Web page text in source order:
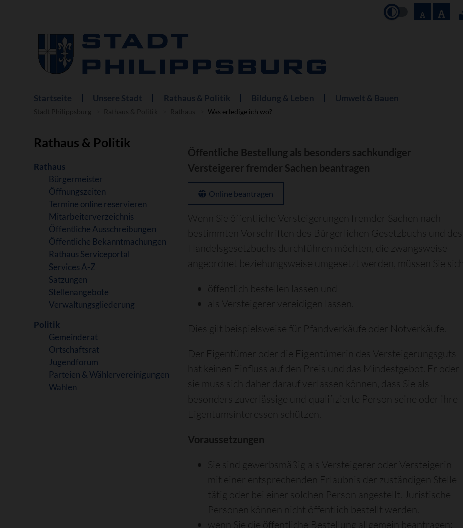
Navigation
überspringen
Startseite Unsere Stadt Rathaus & Politik Bildung & Leben Umwelt & Bauen
Was erledige ich wo?
Rathaus & Politik
Navigation
überspringen
Rathaus
Bürgermeister
Öffnungszeiten
Termine online reservieren
Mitarbeiterverzeichnis
Öffentliche Ausschreibungen
Öffentliche Bekanntmachungen
Rathaus Serviceportal
Services A-Z
Satzungen
Stellenangebote
Verwaltungsgliederung
Politik
Gemeinderat
Ortschaftsrat
Jugendforum
Parteien & Wählervereinigungen
Wahlen
Öffentliche Bestellung als besonders sachkundiger
Versteigerer fremder Sachen beantragen
Online beantragen
Wenn Sie öffentliche Versteigerungen fremder Sachen nach
bestimmten Vorschriften des Bürgerlichen Gesetzbuchs und des
Handelsgesetzbuchs durchführen möchten, die zwangsweise
angeordnet beziehungsweise umgesetzt werden, müssen Sie sich
öffentlich bestellen lassen und
als Versteigerer vereidigen lassen.
Dies gilt beispielsweise für Pfandverkäufe oder Notverkäufe.
Der Eigentümer oder die Eigentümerin des Versteigerungsguts
hat keinen Einfluss auf den Preis und das Mindestgebot. Er oder
sie muss sich daher darauf verlassen können, dass Sie als
besonders zuverlässige und qualifizierte Person seine oder ihre
Eigentumsinteressen schützen.
Voraussetzungen
Sie sind gewerbsmäßig als Versteigerer oder Versteigerin
mit einer entsprechenden Erlaubnis der zuständigen Stelle
tätig oder bei einer solchen Person angestellt. Juristische
Personen können nicht öffentlich bestellt werden.
wenn Sie die öffentliche Bestellung allgemein beantragen: